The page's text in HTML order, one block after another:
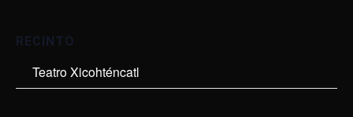
RECINTO
Teatro Xicohténcatl